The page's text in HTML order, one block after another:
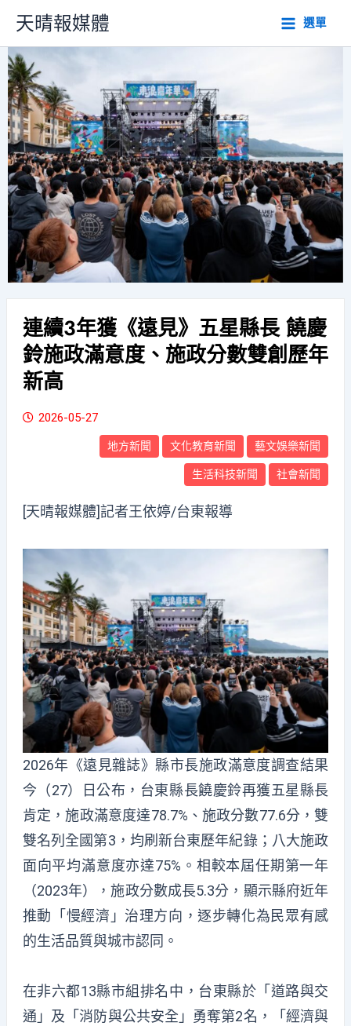
主
要
內
容
天晴報媒體 選單
連續3年獲《遠見》五星縣長 饒慶
鈴施政滿意度、施政分數雙創歷年
新高
2026-05-27
地方新聞 文化教育新聞 藝文娛樂新聞
生活科技新聞 社會新聞
[天晴報媒體]記者王依婷/台東報導
2026年《遠見雜誌》縣市長施政滿意度調查結果
今（27）日公布，台東縣長饒慶鈴再獲五星縣長
肯定，施政滿意度達78.7%、施政分數77.6分，雙
雙名列全國第3，均刷新台東歷年紀錄；八大施政
面向平均滿意度亦達75%。相較本屆任期第一年
（2023年），施政分數成長5.3分，顯示縣府近年
推動「慢經濟」治理方向，逐步轉化為民眾有感
的生活品質與城市認同。
在非六都13縣市組排名中，台東縣於「道路與交
通」及「消防與公共安全」勇奪第2名，「經濟與